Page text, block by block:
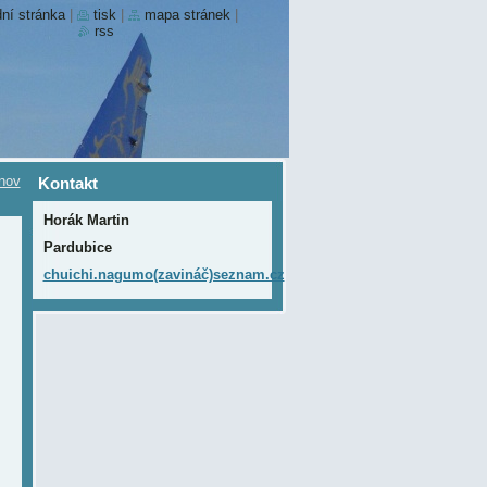
Kontakt
Horák Martin
Pardubice
chuichi.nagumo(zavináč)seznam.cz
stránka tisk mapa stránek
rss